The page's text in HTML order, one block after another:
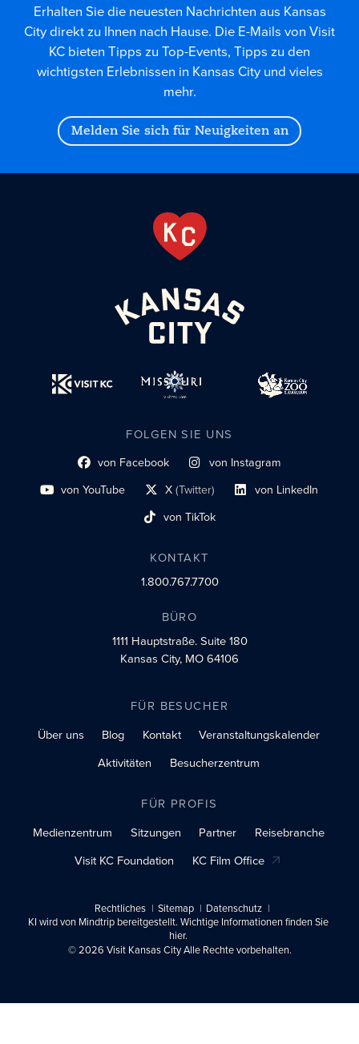
Erhalten Sie die neuesten Nachrichten aus Kansas
City direkt zu Ihnen nach Hause. Die E-Mails von Visit
KC bieten Tipps zu Top-Events, Tipps zu den
wichtigsten Erlebnissen in Kansas City und vieles
mehr.
Melden Sie sich für Neuigkeiten an
FOLGEN SIE UNS
Link zum sozialen Profil
von Facebook Link zum sozialen Profil
von Instagram
Link zum sozialen Profil
von YouTube X(Twitter)
Social-Profil-Link Link zum sozialen Profil
von LinkedIn
Link zum sozialen Profil
von TikTok
KONTAKT
1.800.767.7700
BÜRO
1111 Hauptstraße.Suite 180
Kansas City, MO 64106
FÜR BESUCHER
Über uns
Blog Kontakt
Veranstaltungskalender
Aktivitäten
Besucherzentrum
FÜR PROFIS
Medienzentrum
Sitzungen Partner
Reisebranche
Visit KC Foundation
KC Film Office
Rechtliches Sitemap
Datenschutz
KI wird von Mindtrip bereitgestellt. Wichtige Informationen finden Sie
hier.
© 2026 Visit Kansas City Alle Rechte vorbehalten.